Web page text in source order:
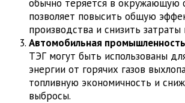
обычно теряется в окружающую
позволяет повысить общую
производства и снизить затраты
Автомобильная
ТЭГ могут быть использованы
энергии от горячих газов
топливную экономичность и
выбросы.